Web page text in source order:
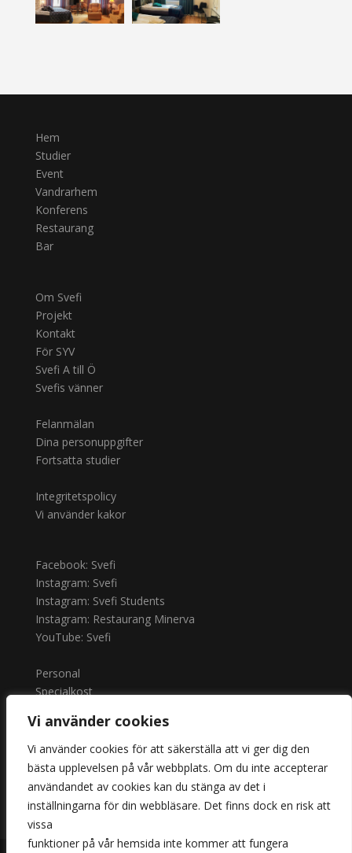
Vi använder cookies
Vi använder cookies för att säkerställa att vi ger dig den
bästa upplevelsen på vår webbplats. Om du inte accepterar
användandet av cookies kan du stänga av det i
inställningarna för din webbläsare. Det finns dock en risk att
vissa
funktioner på vår hemsida inte kommer att fungera
Hem
Studier
Event
Vandrarhem
Konferens
Restaurang
Bar
Om Svefi
Projekt
Kontakt
För SYV
Svefi A till Ö
Svefis vänner
Felanmälan
Dina personuppgifter
Fortsatta studier
Integritetspolicy
Vi använder kakor
Facebook: Svefi
Instagram: Svefi
Instagram: Svefi Students
Instagram: Restaurang Minerva
YouTube: Svefi
Personal
Specialkost
Logga in: Office
Logga in: Schoolsoft
Anmäl frånvaro